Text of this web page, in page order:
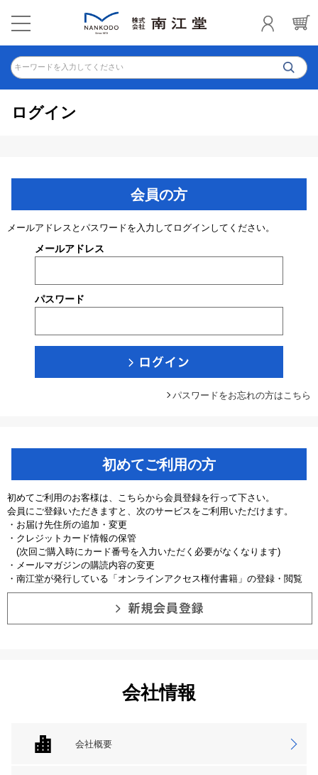
キーワードを入力してください
ログイン
会員の方
メールアドレスとパスワードを入力してログインしてください。
メールアドレス
パスワード
パスワードをお忘れの方はこちら
初めてご利用の方
初めてご利用のお客様は、こちらから会員登録を行って下さい。
会員にご登録いただきますと、次のサービスをご利用いただけます。
・お届け先住所の追加・変更
・クレジットカード情報の保管
(次回ご購入時にカード番号を入力いただく必要がなくなります)
・メールマガジンの購読内容の変更
・南江堂が発行している「オンラインアクセス権付書籍」の登録・閲覧
会社情報
会社概要